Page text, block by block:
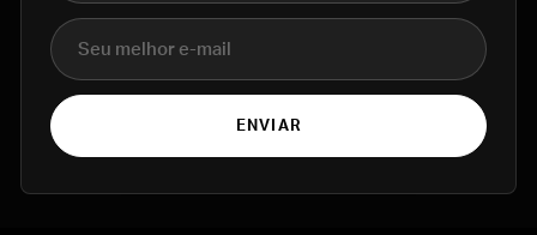
E-mail
ENVIAR